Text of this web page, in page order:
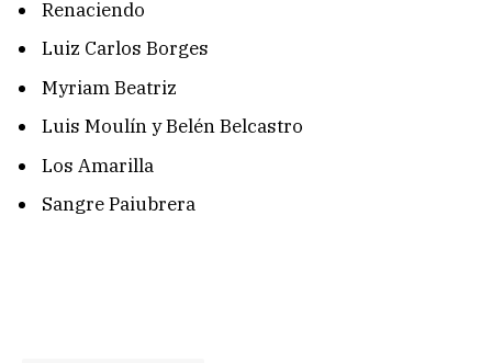
Renaciendo
Luiz Carlos Borges
Myriam Beatriz
Luis Moulín y Belén Belcastro
Los Amarilla
Sangre Paiubrera